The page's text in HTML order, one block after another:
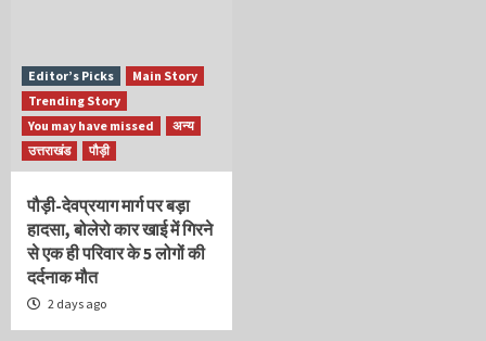
Editor’s Picks
Main Story
Trending Story
You may have missed
अन्य
उत्तराखंड
पौड़ी
पौड़ी-देवप्रयाग मार्ग पर बड़ा
हादसा, बोलेरो कार खाई में गिरने
से एक ही परिवार के 5 लोगों की
दर्दनाक मौत
2 days ago